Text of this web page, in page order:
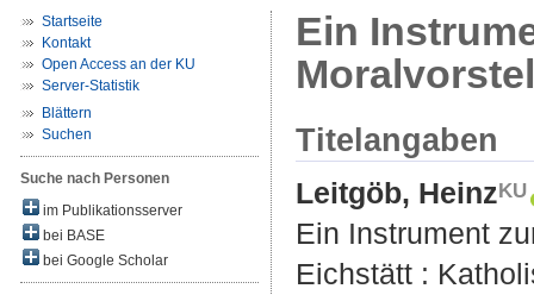
Startseite
Kontakt
Open Access an der KU
Server-Statistik
Blättern
Suchen
Suche nach Personen
im Publikationsserver
bei BASE
bei Google Scholar
Ein
Titelangaben
Leitgöb, Heinz
Ein Instrument
Eichstätt :